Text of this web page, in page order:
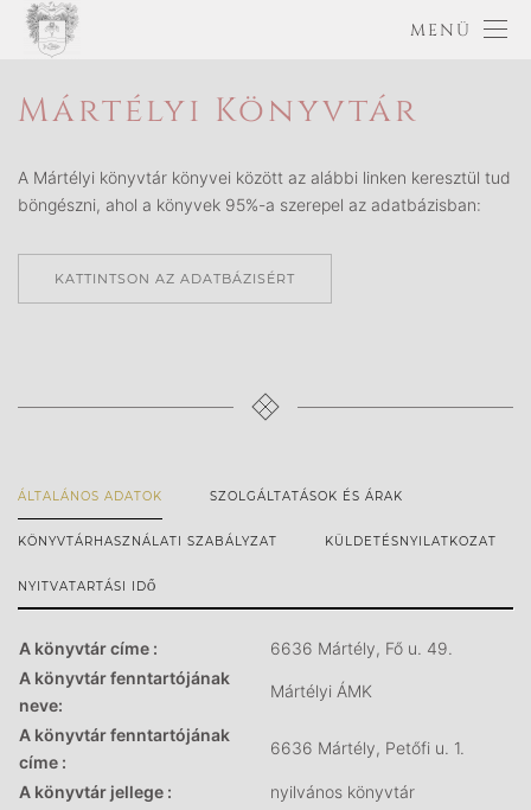
MENÜ
Mártélyi Könyvtár
A Mártélyi könyvtár könyvei között az alábbi linken keresztül tud
böngészni, ahol a könyvek 95%-a szerepel az adatbázisban:
KATTINTSON AZ ADATBÁZISÉRT
ÁLTALÁNOS ADATOK SZOLGÁLTATÁSOK ÉS ÁRAK
KÖNYVTÁRHASZNÁLATI SZABÁLYZAT KÜLDETÉSNYILATKOZAT
NYITVATARTÁSI IDŐ
A könyvtár címe :
6636 Mártély, Fő u. 49.
A könyvtár fenntartójának
neve:
Mártélyi ÁMK
A könyvtár fenntartójának
címe :
6636 Mártély, Petőfi u. 1.
A könyvtár jellege : nyilvános könyvtár